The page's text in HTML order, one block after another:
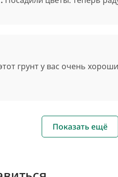
грунт у вас очень
Показать ещё